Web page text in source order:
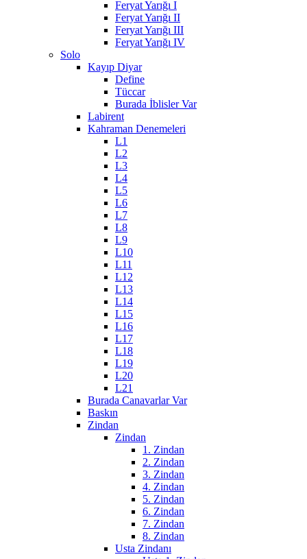
Feryat Yarığı I
Feryat Yarığı II
Feryat Yarığı III
Feryat Yarığı IV
Solo
Kayıp Diyar
Define
Tüccar
Burada İblisler Var
Labirent
Kahraman Denemeleri
L1
L2
L3
L4
L5
L6
L7
L8
L9
L10
L11
L12
L13
L14
L15
L16
L17
L18
L19
L20
L21
Burada Canavarlar Var
Baskın
Zindan
Zindan
1. Zindan
2. Zindan
3. Zindan
4. Zindan
5. Zindan
6. Zindan
7. Zindan
8. Zindan
Usta Zindanı